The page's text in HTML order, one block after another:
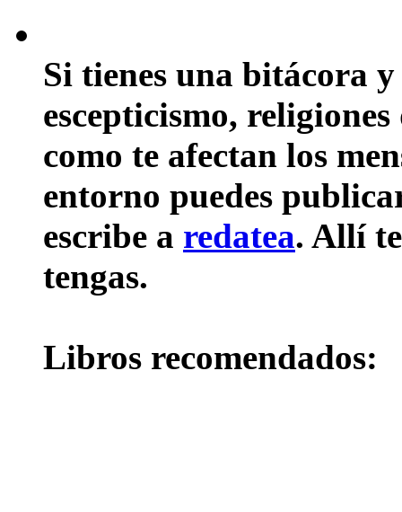
Si tienes una bitácora
escepticismo,
como te afectan los
entorno puedes
escribe a redatea. Allí
tengas.
Libros recomendados: